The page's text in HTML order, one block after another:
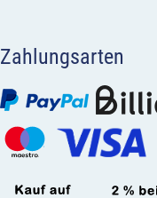
Zahlungsarten